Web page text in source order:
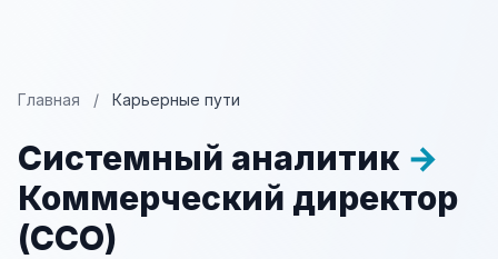
Главная / Карьерные пути
Системный аналитик →
Коммерческий директор
(CCO)